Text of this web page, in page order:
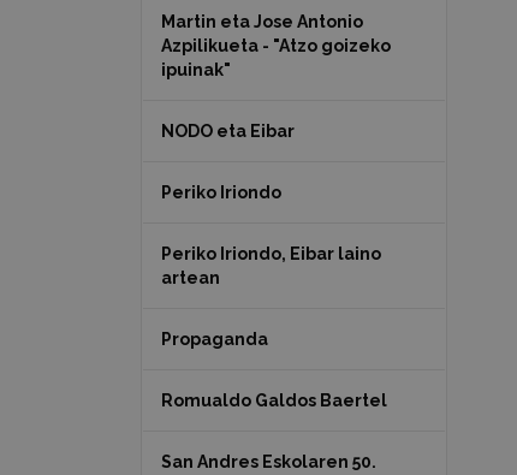
Martin eta Jose Antonio
Azpilikueta - "Atzo goizeko
ipuinak"
NODO eta Eibar
Periko Iriondo
Periko Iriondo, Eibar laino
artean
Propaganda
Romualdo Galdos Baertel
San Andres Eskolaren 50.